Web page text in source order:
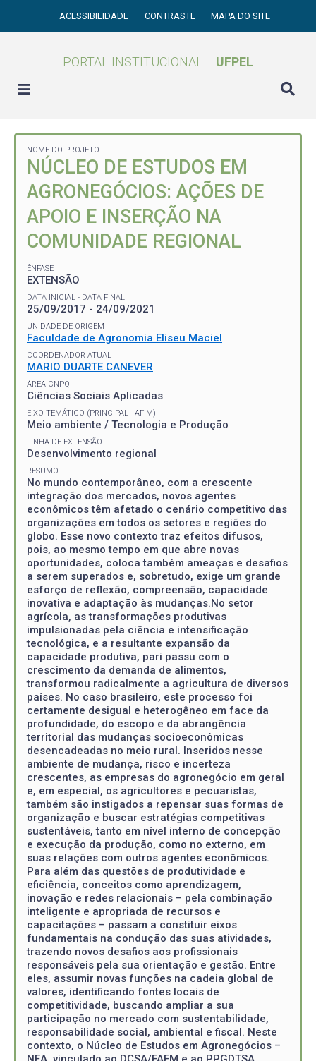
ACESSIBILIDADE CONTRASTE MAPA DO SITE
PORTAL INSTITUCIONAL UFPEL
NOME DO PROJETO
NÚCLEO DE ESTUDOS EM
AGRONEGÓCIOS: AÇÕES DE
APOIO E INSERÇÃO NA
COMUNIDADE REGIONAL
ÊNFASE
EXTENSÃO
DATA INICIAL - DATA FINAL
25/09/2017 - 24/09/2021
UNIDADE DE ORIGEM
Faculdade de Agronomia Eliseu Maciel
COORDENADOR ATUAL
MARIO DUARTE CANEVER
ÁREA CNPQ
Ciências Sociais Aplicadas
EIXO TEMÁTICO (PRINCIPAL - AFIM)
Meio ambiente / Tecnologia e Produção
LINHA DE EXTENSÃO
Desenvolvimento regional
RESUMO
No mundo contemporâneo, com a crescente
integração dos mercados, novos agentes
econômicos têm afetado o cenário competitivo das
organizações em todos os setores e regiões do
globo. Esse novo contexto traz efeitos difusos,
pois, ao mesmo tempo em que abre novas
oportunidades, coloca também ameaças e desafios
a serem superados e, sobretudo, exige um grande
esforço de reflexão, compreensão, capacidade
inovativa e adaptação às mudanças.No setor
agrícola, as transformações produtivas
impulsionadas pela ciência e intensificação
tecnológica, e a resultante expansão da
capacidade produtiva, pari passu com o
crescimento da demanda de alimentos,
transformou radicalmente a agricultura de diversos
países. No caso brasileiro, este processo foi
certamente desigual e heterogêneo em face da
profundidade, do escopo e da abrangência
territorial das mudanças socioeconômicas
desencadeadas no meio rural. Inseridos nesse
ambiente de mudança, risco e incerteza
crescentes, as empresas do agronegócio em geral
e, em especial, os agricultores e pecuaristas,
também são instigados a repensar suas formas de
organização e buscar estratégias competitivas
sustentáveis, tanto em nível interno de concepção
e execução da produção, como no externo, em
suas relações com outros agentes econômicos.
Para além das questões de produtividade e
eficiência, conceitos como aprendizagem,
inovação e redes relacionais – pela combinação
inteligente e apropriada de recursos e
capacitações – passam a constituir eixos
fundamentais na condução das suas atividades,
trazendo novos desafios aos profissionais
responsáveis pela sua orientação e gestão. Entre
eles, assumir novas funções na cadeia global de
valores, identificando fontes locais de
competitividade, buscando ampliar a sua
participação no mercado com sustentabilidade,
responsabilidade social, ambiental e fiscal. Neste
contexto, o Núcleo de Estudos em Agronegócios –